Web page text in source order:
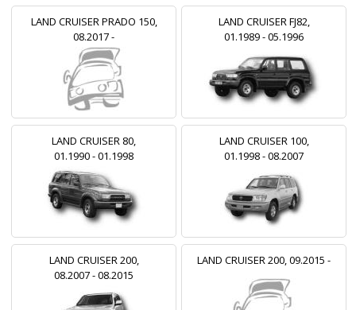
LAND CRUISER PRADO 150,
08.2017 -
LAND CRUISER FJ82,
01.1989 - 05.1996
LAND CRUISER 80,
01.1990 - 01.1998
LAND CRUISER 100,
01.1998 - 08.2007
LAND CRUISER 200,
08.2007 - 08.2015
LAND CRUISER 200, 09.2015 -